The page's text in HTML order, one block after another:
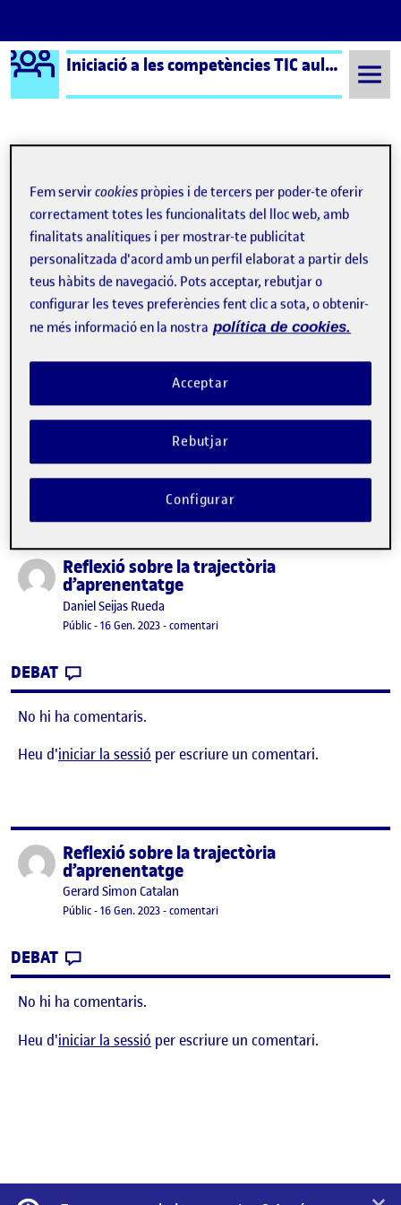
Saltar al contingut
Logo Ágora Iniciació a les competències TIC aula 4
16 Gener, 2023
Publicat perReflexió sobre la trajectòria
d’aprenentatge
Publicat per
Paula Gras Garcia
comentariel Reflexió sobre la trajectòria
CONTRIBUTION
EL REFLEXIÓ SOBRE LA TRAJECTÒRIA
Heu d'iniciar la sessióper escriure un comentari.
Publicat perReflexió sobre la trajectòria
d’aprenentatge
Publicat per
Daniel Seijas Rueda
Visibilitat:
Públic-Data de publicació
16 Gen. 2023-comentariel Reflexió sobre la trajectòria
DEBAT
No hi ha comentaris.
Heu d'iniciar la sessió per escriure un comentari.
Publicat perReflexió sobre la trajectòria
d’aprenentatge
Publicat per
Gerard Simon Catalan
Visibilitat:
Públic-Data de publicació
16 Gen. 2023-comentariel Reflexió sobre la trajectòria
DEBAT
No hi ha comentaris.
Heu d'iniciar la sessió per escriure un comentari.
Fem servircookies pròpies i de tercers per poder-te oferir
correctament totes les funcionalitats del lloc web, amb
finalitats analítiques i per mostrar-te publicitat
personalitzada d'acord amb un perfil elaborat a partir dels
teus hàbits de navegació. Pots acceptar, rebutjar o
configurar les teves preferències fent clic a sota, o obtenir-
ne més informació en la nostra política de cookies.
Rebutjar
Acceptar
Configurar